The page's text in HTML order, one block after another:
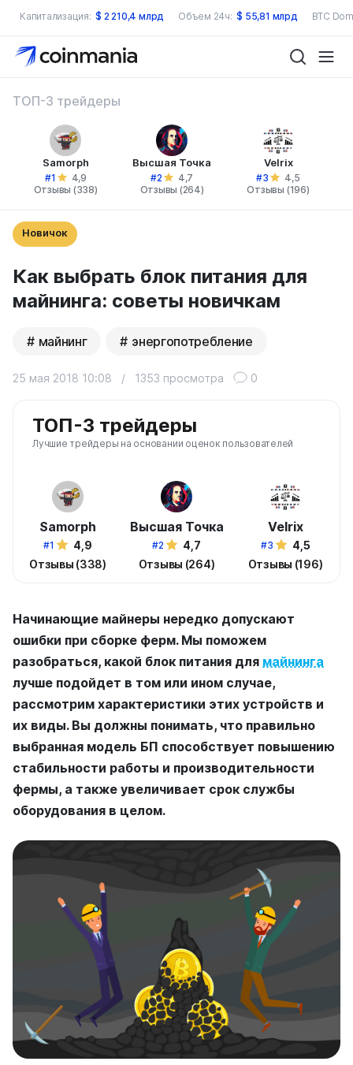
Капитализация: $ 2 210,4 млрд Объем 24ч: $ 55,81 млрд BTC
ТОП-3 трейдеры
Samorph
#1
4,9
Отзывы (338)
Высшая Точка
#2
4,7
Отзывы (264)
Velrix
#3
4,5
Отзывы (196)
Новичок
Как выбрать блок питания для
майнинга: советы новичкам
майнинг энергопотребление
25 мая 2018 10:08 / 1353 просмотра 0
ТОП-3 трейдеры
Лучшие трейдеры на основании оценок пользователей
Samorph
#1
4,9
Отзывы (338)
Высшая Точка
#2
4,7
Отзывы (264)
Velrix
#3
4,5
Отзывы (196)
Начинающие майнеры нередко допускают
ошибки при сборке ферм. Мы поможем
разобраться, какой блок питания для майнинга
лучше подойдет в том или ином случае,
рассмотрим характеристики этих устройств и
их виды. Вы должны понимать, что правильно
выбранная модель БП способствует повышению
стабильности работы и производительности
фермы, а также увеличивает срок службы
оборудования в целом.